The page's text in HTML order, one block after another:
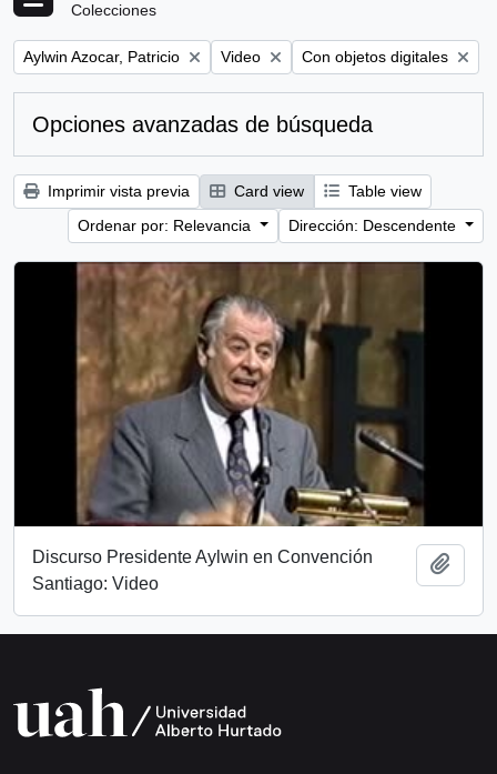
Colecciones
Remove filter:
Aylwin Azocar, Patricio Remove filter:
Video Remove filter:
Con objetos digitales
Opciones avanzadas de búsqueda
Imprimir vista previa Card view
Table view
Ordenar por: Relevancia
Dirección: Descendente
Discurso Presidente Aylwin en Convención
Santiago: Video